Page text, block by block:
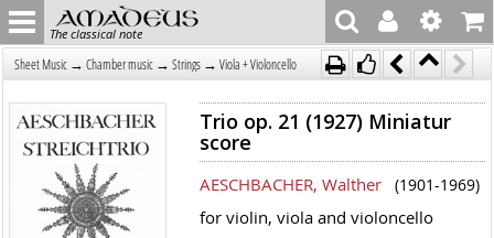
The classical note
Sheet Music → Chamber music → Strings → Viola + Violoncello
Trio op. 21 (1927) Miniatur
score
AESCHBACHER, Walther (1901-1969)
for violin, viola and violoncello